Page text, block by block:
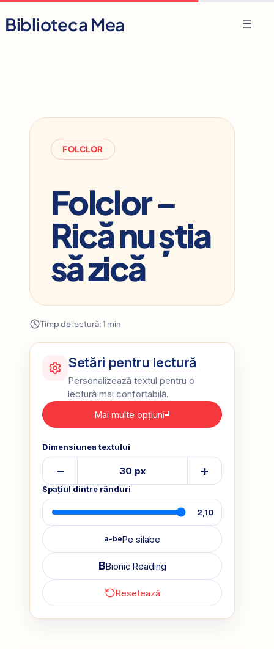
to
Biblioteca Mea
FOLCLOR
Folclor –
Rică nu știa
să zică
Timp de lectură: 1 min
Setări pentru lectură
Personalizează textul pentru o
lectură mai confortabilă.
Mai multe opțiuni
Dimensiunea textului
– 30 px +
Spațiul dintre rânduri
2,10
a-bePe silabe
BBionic Reading
Resetează